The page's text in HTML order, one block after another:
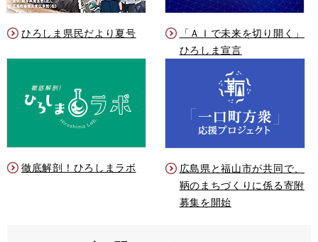
ひろしま県民だより夏号
「ＡＩで未来を切り開く」
ひろしま宣言
徹底解剖！ひろしまラボ
広島県と福山市が共同で、
鞆のまちづくりに係る寄附
募集を開始